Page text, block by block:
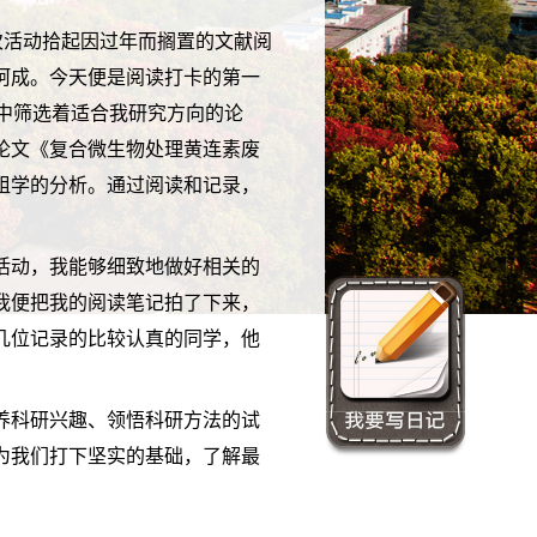
动拾起因过年而搁置的文献阅
成。今天便是阅读打卡的第一
筛选着适合我研究方向的论
文《复合微生物处理黄连素废
的分析。通过阅读和记录，
动，我能够细致地做好相关的
把我的阅读笔记拍了下来，
位记录的比较认真的同学，他
科研兴趣、领悟科研方法的试
我们打下坚实的基础，了解最